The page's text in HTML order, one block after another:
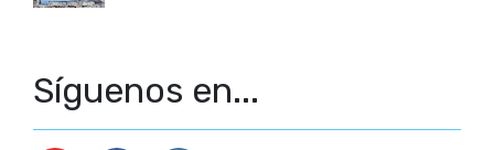
Síguenos en...